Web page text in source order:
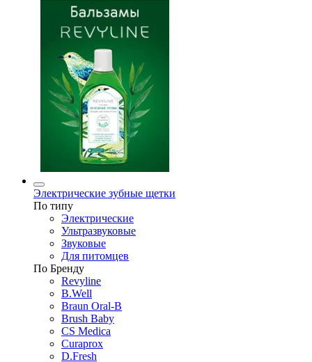
Электрические зубные щетки
По типу
Электрические
Ультразвуковые
Звуковые
Для питомцев
По Бренду
Revyline
B.Well
Braun Oral-B
Brush Baby
CS Medica
Curaprox
D.Fresh